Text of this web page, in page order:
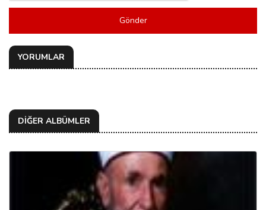
Gönder
YORUMLAR
DİĞER ALBÜMLER